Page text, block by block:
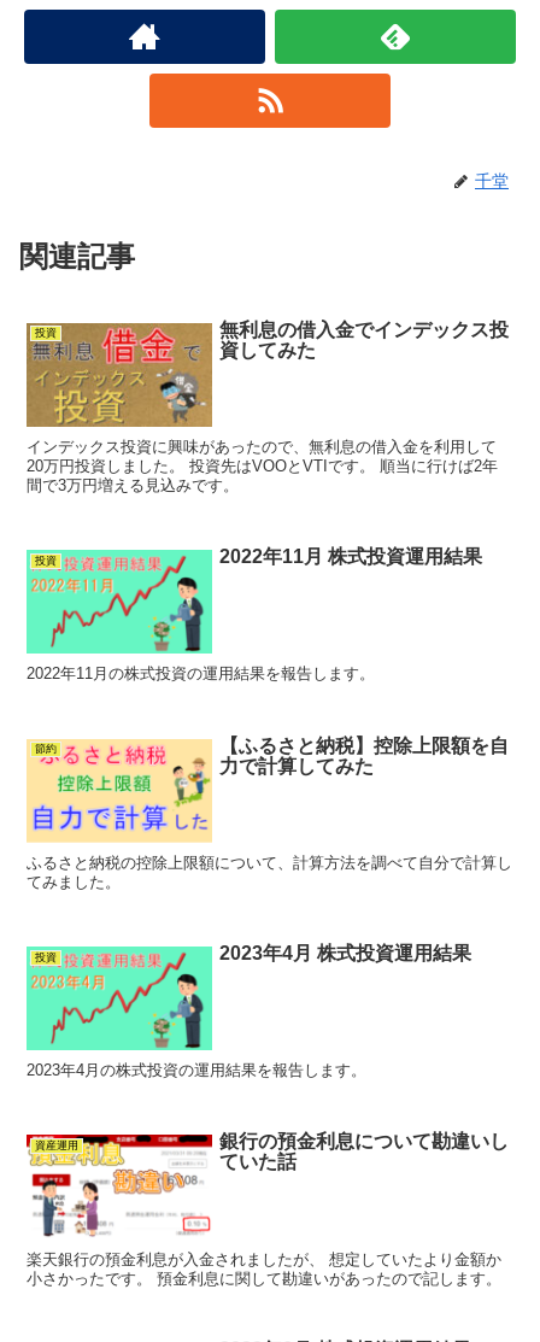
千堂
関連記事
投資
無利息の借入金でインデックス投
資してみた
インデックス投資に興味があったので、無利息の借入金を利用して
20万円投資しました。 投資先はVOOとVTIです。 順当に行けば2年
間で3万円増える見込みです。
投資 2022年11月 株式投資運用結果
2022年11月の株式投資の運用結果を報告します。
節約
【ふるさと納税】控除上限額を自
力で計算してみた
ふるさと納税の控除上限額について、計算方法を調べて自分で計算し
てみました。
投資 2023年4月 株式投資運用結果
2023年4月の株式投資の運用結果を報告します。
資産運用
銀行の預金利息について勘違いし
ていた話
楽天銀行の預金利息が入金されましたが、 想定していたより金額か
小さかったです。 預金利息に関して勘違いがあったので記します。